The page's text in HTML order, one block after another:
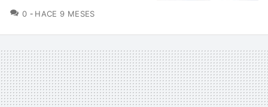
0 COMENTARIOS
HACE 9 MESES